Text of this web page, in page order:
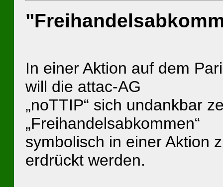
In einer Aktion auf dem
will die attac-AG
„noTTIP“ sich undankbar
„Freihandelsabkommen“
symbolisch in einer Aktion
erdrückt werden.